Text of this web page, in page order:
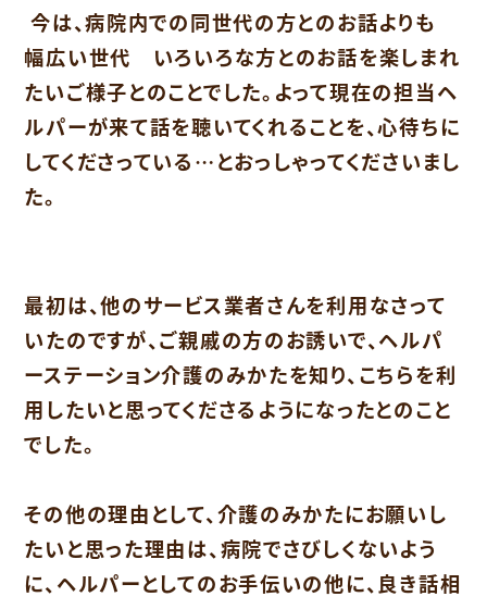
今は、病院内での同世代の方とのお話よりも
幅広い世代 いろいろな方とのお話を楽しまれ
たいご様子とのことでした。よって現在の担当ヘ
ルパーが来て話を聴いてくれることを、心待ちに
してくださっている…とおっしゃってくださいまし
た。
最初は、他のサービス業者さんを利用なさって
いたのですが、ご親戚の方のお誘いで、ヘルパ
ーステーション介護のみかたを知り、こちらを利
用したいと思ってくださるようになったとのこと
でした。
その他の理由として、介護のみかたにお願いし
たいと思った理由は、病院でさびしくないよう
に、ヘルパーとしてのお手伝いの他に、良き話相